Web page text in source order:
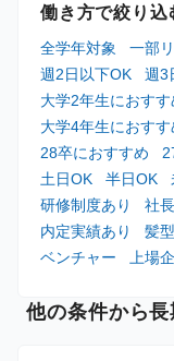
働き方で絞り込
全学年対象 一部
週2日以下OK
週3
大学2年生におすす
大学4年生におすす
28卒におすすめ
土日OK
半日OK
研修制度あり
社
内定実績あり
髪
ベンチャー
上場
他の条件から